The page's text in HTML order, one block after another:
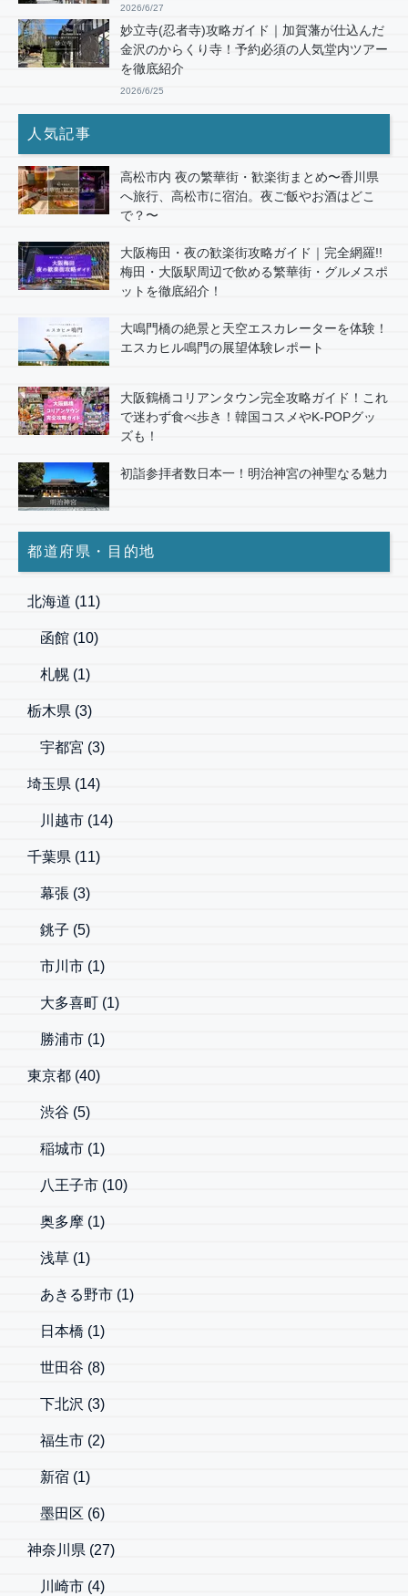
2026/6/27
妙立寺(忍者寺)攻略ガイド｜加賀藩が仕込んだ
金沢のからくり寺！予約必須の人気堂内ツアー
を徹底紹介
2026/6/25
人気記事
高松市内 夜の繁華街・歓楽街まとめ〜香川県
へ旅行、高松市に宿泊。夜ご飯やお酒はどこ
で？〜
大阪梅田・夜の歓楽街攻略ガイド｜完全網羅!!
梅田・大阪駅周辺で飲める繁華街・グルメスポ
ットを徹底紹介！
大鳴門橋の絶景と天空エスカレーターを体験！
エスカヒル鳴門の展望体験レポート
大阪鶴橋コリアンタウン完全攻略ガイド！これ
で迷わず食べ歩き！韓国コスメやK-POPグッ
ズも！
初詣参拝者数日本一！明治神宮の神聖なる魅力
都道府県・目的地
北海道 (11)
函館 (10)
札幌 (1)
栃木県 (3)
宇都宮 (3)
埼玉県 (14)
川越市 (14)
千葉県 (11)
幕張 (3)
銚子 (5)
市川市 (1)
大多喜町 (1)
勝浦市 (1)
東京都 (40)
渋谷 (5)
稲城市 (1)
八王子市 (10)
奥多摩 (1)
浅草 (1)
あきる野市 (1)
日本橋 (1)
世田谷 (8)
下北沢 (3)
福生市 (2)
新宿 (1)
墨田区 (6)
神奈川県 (27)
川崎市 (4)